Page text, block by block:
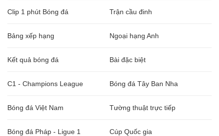
Clip 1 phút Bóng đá Trận cầu đinh
Bảng xếp hạng Ngoại hạng Anh
Kết quả bóng đá Bài đặc biệt
C1 - Champions League Bóng đá Tây Ban Nha
Bóng đá Việt Nam Tường thuật trực tiếp
Bóng đá Pháp - Ligue 1 Cúp Quốc gia